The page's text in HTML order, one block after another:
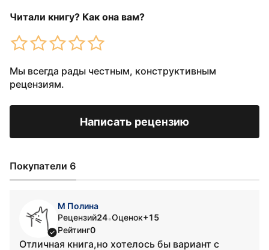
Читали книгу? Как она вам?
Мы всегда рады честным, конструктивным
рецензиям.
Написать рецензию
Покупатели 6
М Полина
Рецензий24•Оценок+15
Рейтинг0
Отличная книга,но хотелось бы вариант с